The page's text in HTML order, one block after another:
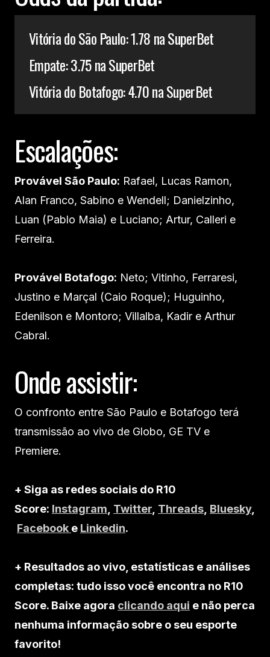
Vitória do São Paulo: 1.78 na SuperBet
Empate: 3.75 na SuperBet
Vitória do Botafogo: 4.70 na SuperBet
Escalações:
Provável São Paulo: Rafael, Lucas Ramon,
Alan Franco, Sabino e Wendell; Danielzinho,
Luan (Pablo Maia) e Luciano; Artur, Calleri e
Ferreira.
Provável Botafogo: Neto; Vitinho, Ferraresi,
Justino e Marçal (Caio Roque); Huguinho,
Edenilson e Montoro; Villalba, Kadir e Arthur
Cabral.
Onde assistir:
O confronto entre São Paulo e Botafogo terá
transmissão ao vivo de Globo, GE TV e
Premiere.
+ Siga as redes sociais do R10
Score: Instagram, Twitter, Threads, Bluesky,
Facebook e Linkedin.
+ Resultados ao vivo, estatísticas e análises
completas: tudo isso você encontra no R10
Score. Baixe agora clicando aqui e não perca
nenhuma informação sobre o seu esporte
favorito!